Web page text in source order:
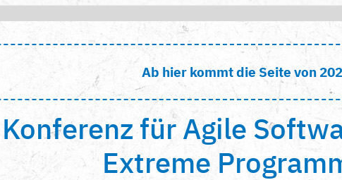
Ab hier kommt die Seite von
für Agile
Extreme